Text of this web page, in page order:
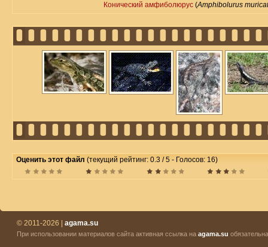
Конический амфиболюрус (Amphibolurus
Оценить этот файл (текущий рейтинг: 0.3 / 5 - Голосов: 16)
© 2011-2026 | agama.su
При использовании материалов сайта активная ссылка на agama.su